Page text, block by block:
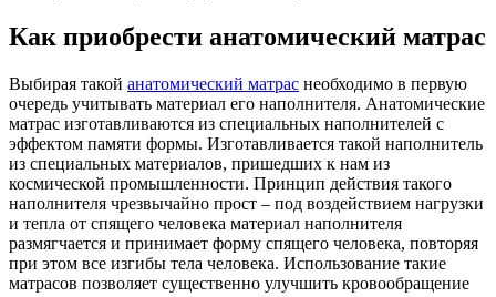
Как приобрести анатомический матрас
Выбирая такой анатомический матрас необходимо в первую
очередь учитывать материал его наполнителя. Анатомические
матрас изготавливаются из специальных наполнителей с
эффектом памяти формы. Изготавливается такой наполнитель
из специальных материалов, пришедших к нам из
космической промышленности. Принцип действия такого
наполнителя чрезвычайно прост – под воздействием нагрузки
и тепла от спящего человека материал наполнителя
размягчается и принимает форму спящего человека, повторяя
при этом все изгибы тела человека. Использование такие
матрасов позволяет существенно улучшить кровообращение